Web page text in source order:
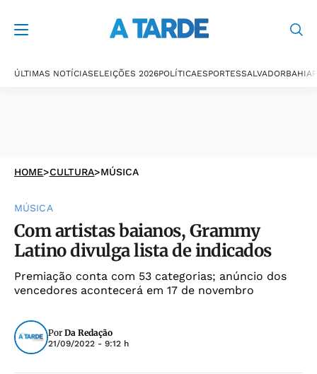
ÚLTIMAS NOTÍCIASELEIÇÕES 2026POLÍTICAESPORTESSALVADORBAHIA
HOME>CULTURA>MÚSICA
MÚSICA
Com artistas baianos, Grammy
Latino divulga lista de indicados
Premiação conta com 53 categorias; anúncio dos
vencedores acontecerá em 17 de novembro
Por Da Redação
21/09/2022 - 9:12 h